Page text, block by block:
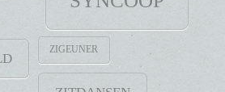
ZIGEUNER